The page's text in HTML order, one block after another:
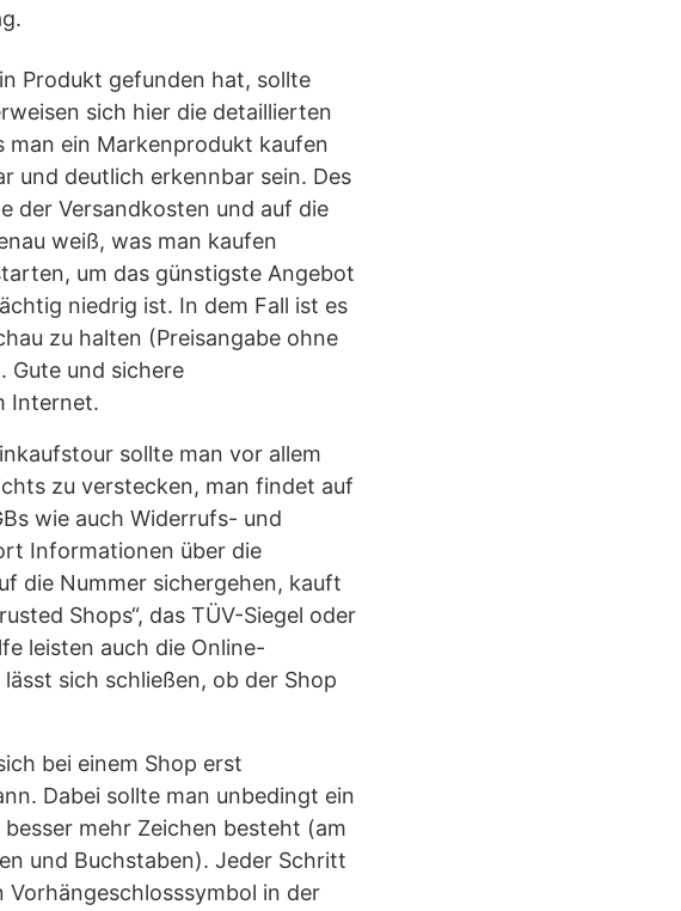
Produkt gefunden hat, sollte
sich hier die detaillierten
man ein Markenprodukt kaufen
und deutlich erkennbar sein. Des
der Versandkosten und auf die
weiß, was man kaufen
um das günstigste Angebot
niedrig ist. In dem Fall ist es
zu halten (Preisangabe ohne
Gute und sichere
Internet.
sollte man vor allem
zu verstecken, man findet auf
wie auch Widerrufs- und
Informationen über die
die Nummer sichergehen, kauft
Shops“, das TÜV-Siegel oder
leisten auch die Online-
sich schließen, ob der Shop
bei einem Shop erst
Dabei sollte man unbedingt ein
mehr Zeichen besteht (am
und Buchstaben). Jeder Schritt
in der